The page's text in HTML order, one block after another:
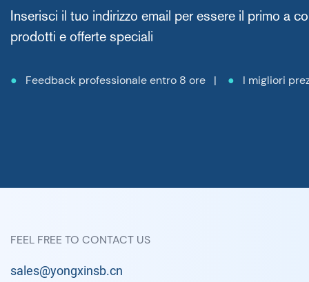
Inserisci il tuo indirizzo email per essere il primo a
prodotti e offerte speciali
● Feedback professionale entro 8 ore | ● I migliori
FEEL FREE TO CONTACT US
sales@yongxinsb.cn